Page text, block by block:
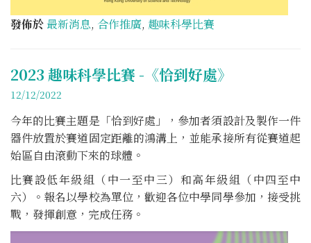
發佈於最新消息, 合作推廣, 趣味科學比賽
2023 趣味科學比賽 -《恰到好處》
12/12/2022
今年的比賽主題是「恰到好處」，參加者須設計及製作一件
器件放置於賽道固定距離的鴻溝上，並能承接所有從賽道起
始區自由滾動下來的球體。
比賽設低年級組（中一至中三）和高年級組（中四至中
六）。報名以學校為單位，歡迎各位中學同學參加，接受挑
戰，發揮創意，完成任務。